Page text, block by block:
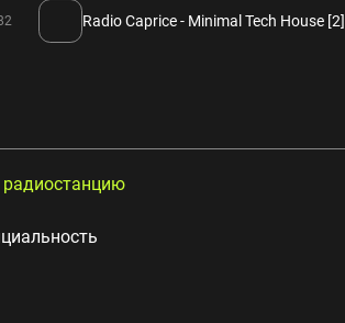
Radio Caprice - Minimal Tech House [2]